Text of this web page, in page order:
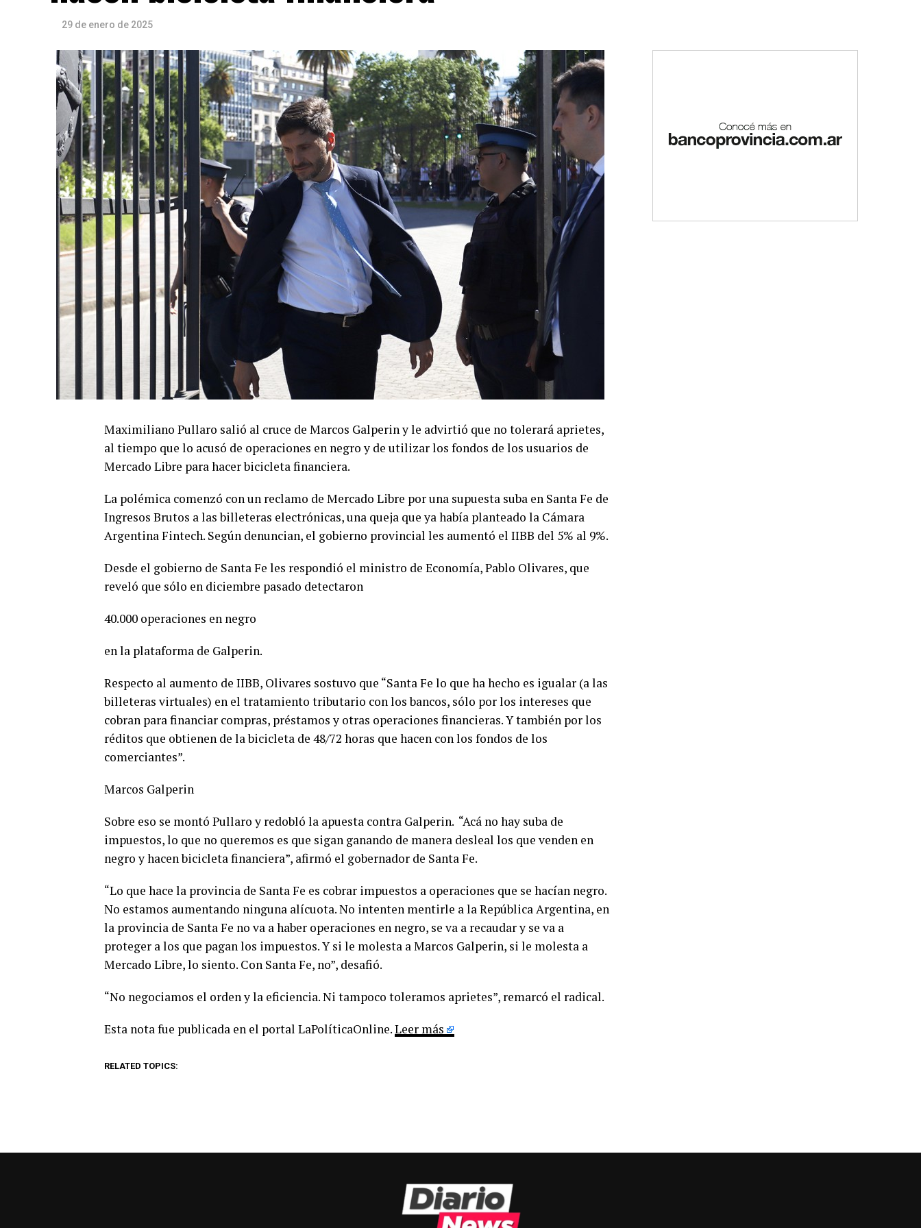
29 de enero de 2025
Maximiliano Pullaro salió al cruce de Marcos Galperin y le advirtió que no tolerará aprietes,
al tiempo que lo acusó de operaciones en negro y de utilizar los fondos de los usuarios de
Mercado Libre para hacer bicicleta financiera.
La polémica comenzó con un reclamo de Mercado Libre por una supuesta suba en Santa Fe de
Ingresos Brutos a las billeteras electrónicas, una queja que ya había planteado la Cámara
Argentina Fintech. Según denuncian, el gobierno provincial les aumentó el IIBB del 5% al 9%.
Desde el gobierno de Santa Fe les respondió el ministro de Economía, Pablo Olivares, que
reveló que sólo en diciembre pasado detectaron
40.000 operaciones en negro
en la plataforma de Galperin.
Respecto al aumento de IIBB, Olivares sostuvo que “Santa Fe lo que ha hecho es igualar (a las
billeteras virtuales) en el tratamiento tributario con los bancos, sólo por los intereses que
cobran para financiar compras, préstamos y otras operaciones financieras. Y también por los
réditos que obtienen de la bicicleta de 48/72 horas que hacen con los fondos de los
comerciantes”.
Marcos Galperin
Sobre eso se montó Pullaro y redobló la apuesta contra Galperin. “Acá no hay suba de
impuestos, lo que no queremos es que sigan ganando de manera desleal los que venden en
negro y hacen bicicleta financiera”, afirmó el gobernador de Santa Fe.
“Lo que hace la provincia de Santa Fe es cobrar impuestos a operaciones que se hacían negro.
No estamos aumentando ninguna alícuota. No intenten mentirle a la República Argentina, en
la provincia de Santa Fe no va a haber operaciones en negro, se va a recaudar y se va a
proteger a los que pagan los impuestos. Y si le molesta a Marcos Galperin, si le molesta a
Mercado Libre, lo siento. Con Santa Fe, no”, desafió.
“No negociamos el orden y la eficiencia. Ni tampoco toleramos aprietes”, remarcó el radical.
Esta nota fue publicada en el portal LaPolíticaOnline.Leer más
RELATED TOPICS: